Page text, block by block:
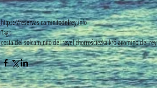
https://reservas.caminitodelrey.info
Tagi:
costa del solcaminito del reyel chorrościeżka królacamino del rey